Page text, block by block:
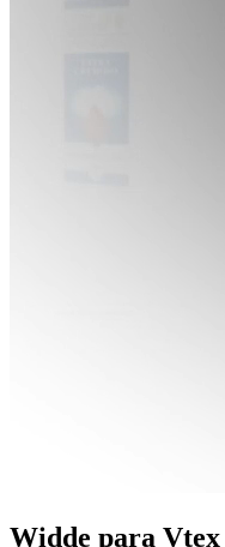
Widde para Vtex